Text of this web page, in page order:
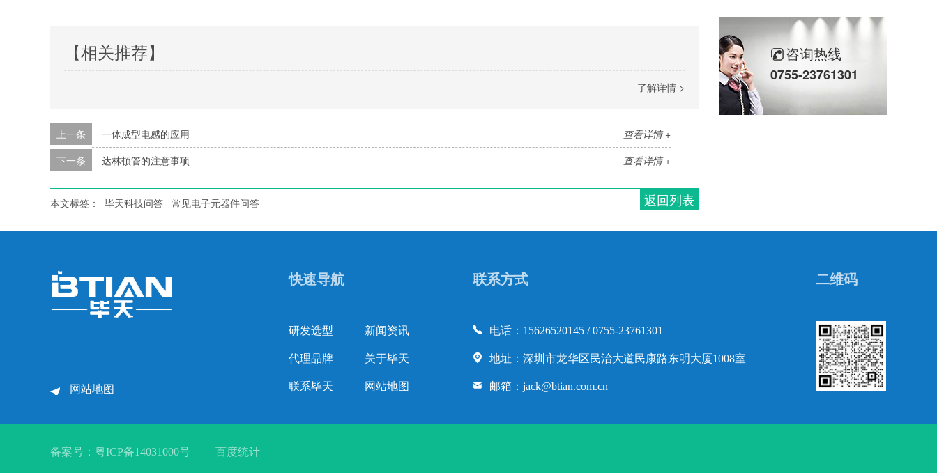
【相关推荐】
了解详情 >
查看详情 +
上一条
一体成型电感的应用
查看详情 +
下一条 达林顿管的注意事项
返回列表
本文标签： 毕天科技问答 常见电子元器件问答
咨询热线
0755-23761301
二维码
网站地图
快速导航
研发选型 新闻资讯
代理品牌 关于毕天
联系毕天 网站地图
联系方式
电话：15626520145 / 0755-23761301
地址：深圳市龙华区民治大道民康路东明大厦1008室
邮箱：jack@btian.com.cn
备案号： 粤ICP备14031000号 百度统计